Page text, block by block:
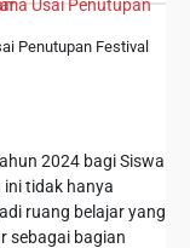
Penutupan Festival
2024 bagi Siswa
ini tidak hanya
ruang belajar yang
sebagai bagian